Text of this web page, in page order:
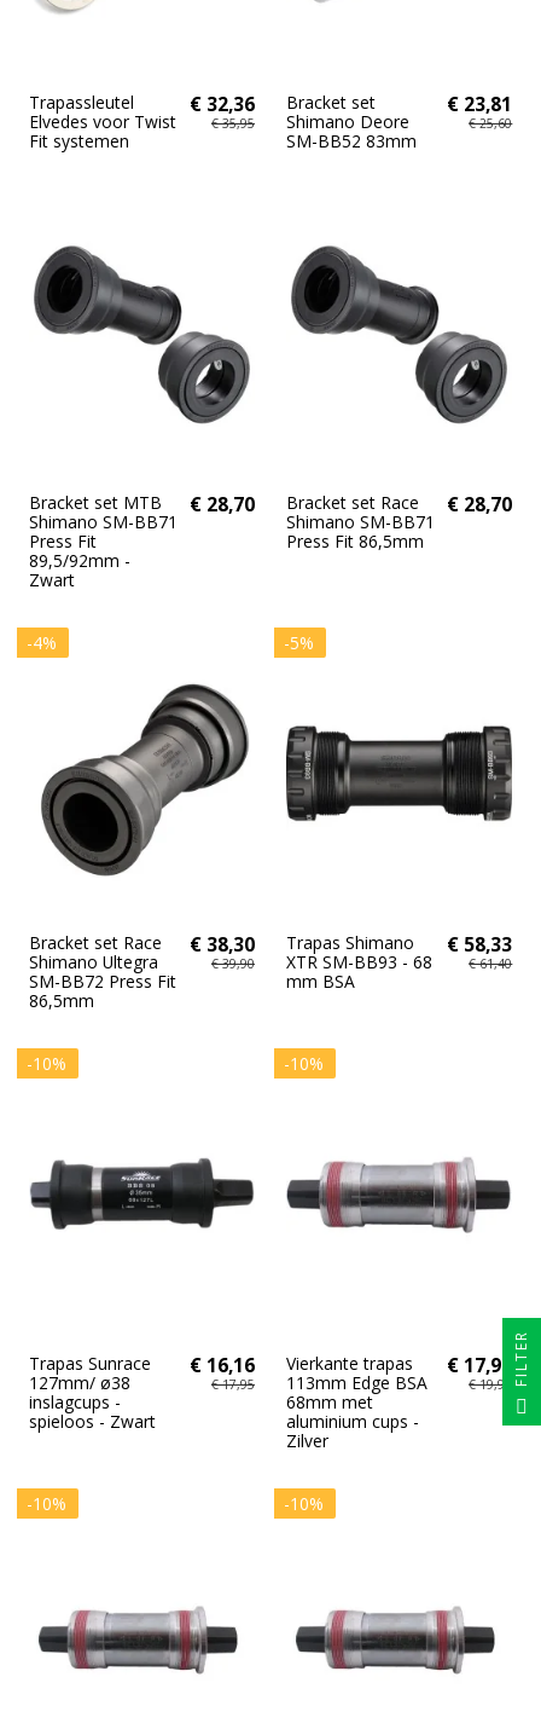
Trapassleutel
Elvedes voor Twist
Fit systemen
€ 32,36
€ 35,95
Bracket set
Shimano Deore
SM-BB52 83mm
€ 23,81
€ 25,60
Bracket set MTB
Shimano SM-BB71
Press Fit
89,5/92mm -
Zwart
€ 28,70
Bracket set Race
Shimano SM-BB71
Press Fit 86,5mm
€ 28,70
-4%
Bracket set Race
Shimano Ultegra
SM-BB72 Press Fit
86,5mm
€ 38,30
€ 39,90
-5%
Trapas Shimano
XTR SM-BB93 - 68
mm BSA
€ 58,33
€ 61,40
-10%
Trapas Sunrace
127mm/ ø38
inslagcups -
spieloos - Zwart
€ 16,16
€ 17,95
-10%
Vierkante trapas
113mm Edge BSA
68mm met
aluminium cups -
Zilver
€ 17,96
€ 19,95
-10% -10%
FILTER